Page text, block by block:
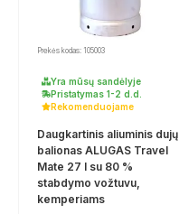
Prekės kodas: 105003
Yra mūsų sandėlyje
Pristatymas 1-2 d.d.
Rekomenduojame
Daugkartinis aliuminis dujų
balionas ALUGAS Travel
Mate 27 l su 80 %
stabdymo vožtuvu,
kemperiams